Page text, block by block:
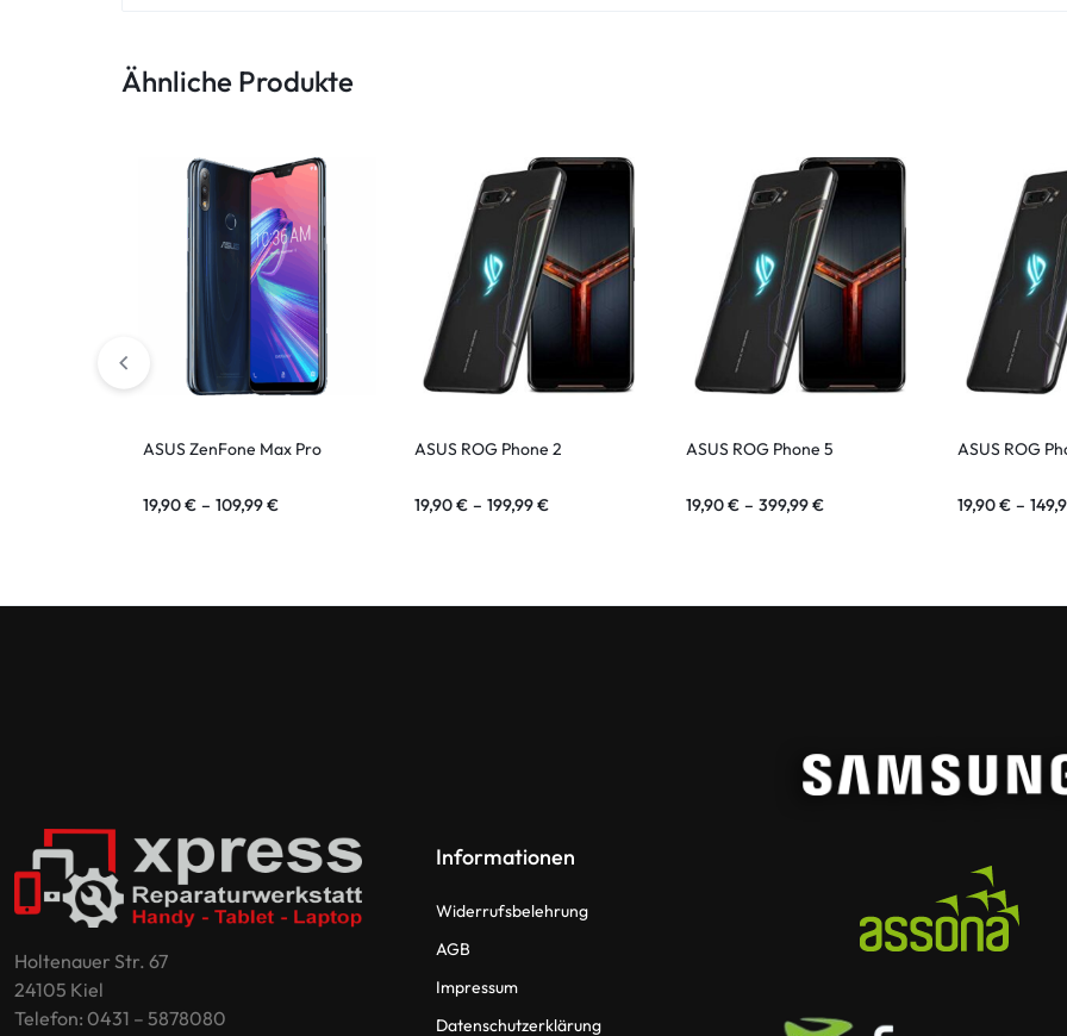
Ähnliche Produkte
ASUS ZenFone Max Pro
19,90€ – 109,99€
ASUS ROG Phone 2
19,90€ – 199,99€
ASUS ROG Phone 5
19,90€ – 399,99€
ASUS ROG
19,90€ –
Holtenauer Str. 67
24105 Kiel
Telefon: 0431 – 5878080
Informationen
Widerrufsbelehrung
AGB
Impressum
Datenschutzerklärung